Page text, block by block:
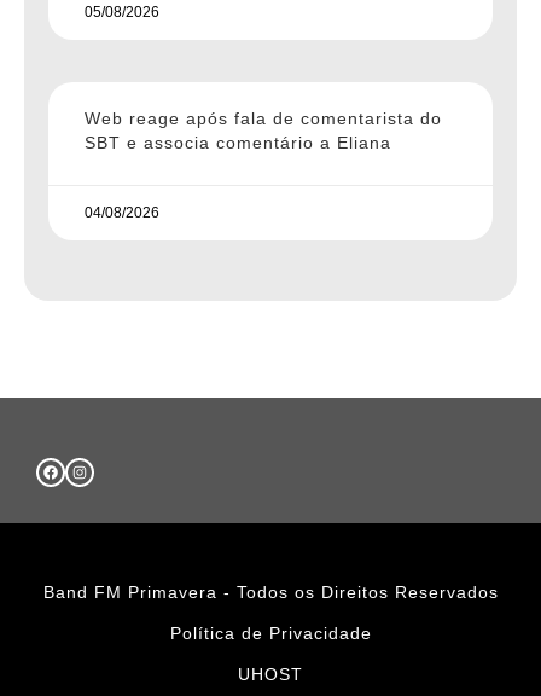
05/08/2026
Web reage após fala de comentarista do
SBT e associa comentário a Eliana
04/08/2026
Band FM Primavera - Todos os Direitos Reservados
Política de Privacidade
UHOST